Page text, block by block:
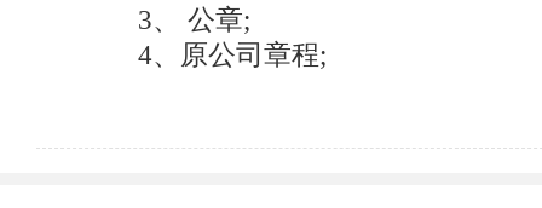
3、 公章;
4、原公司章程;